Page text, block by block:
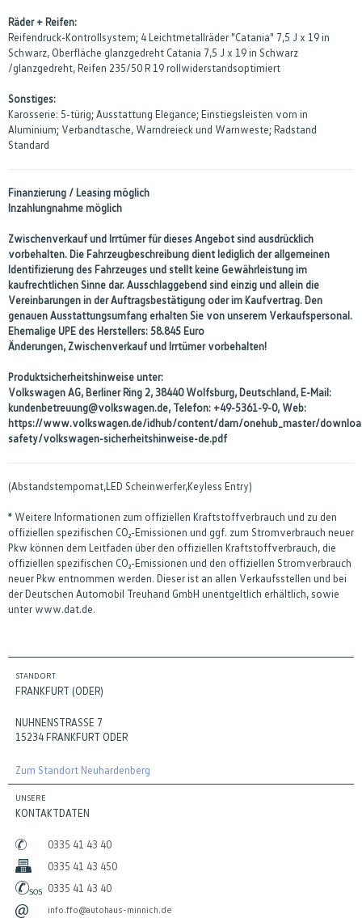
Räder + Reifen:
Reifendruck-Kontrollsystem; 4 Leichtmetallräder "Catania" 7,5 J x 19 in
Schwarz, Oberfläche glanzgedreht Catania 7,5 J x 19 in Schwarz
/glanzgedreht, Reifen 235/50 R 19 rollwiderstandsoptimiert
Sonstiges:
Karosserie: 5-türig; Ausstattung Elegance; Einstiegsleisten vorn in
Aluminium; Verbandtasche, Warndreieck und Warnweste; Radstand
Standard
Finanzierung / Leasing möglich
Inzahlungnahme möglich
Zwischenverkauf und Irrtümer für dieses Angebot sind ausdrücklich
vorbehalten. Die Fahrzeugbeschreibung dient lediglich der allgemeinen
Identifizierung des Fahrzeuges und stellt keine Gewährleistung im
kaufrechtlichen Sinne dar. Ausschlaggebend sind einzig und allein die
Vereinbarungen in der Auftragsbestätigung oder im Kaufvertrag. Den
genauen Ausstattungsumfang erhalten Sie von unserem Verkaufspersonal.
Ehemalige UPE des Herstellers: 58.845 Euro
Änderungen, Zwischenverkauf und Irrtümer vorbehalten!
Produktsicherheitshinweise unter:
Volkswagen AG, Berliner Ring 2, 38440 Wolfsburg, Deutschland, E-Mail:
kundenbetreuung@volkswagen.de, Telefon: +49-5361-9-0, Web:
https://www.volkswagen.de/idhub/content/dam/onehub_master/
safety/volkswagen-sicherheitshinweise-de.pdf
(Abstandstempomat,LED Scheinwerfer,Keyless Entry)
* Weitere Informationen zum offiziellen Kraftstoffverbrauch und zu den
offiziellen spezifischen CO₂-Emissionen und ggf. zum Stromverbrauch neuer
Pkw können dem Leitfaden über den offiziellen Kraftstoffverbrauch, die
offiziellen spezifischen CO₂-Emissionen und den offiziellen Stromverbrauch
neuer Pkw entnommen werden. Dieser ist an allen Verkaufsstellen und bei
der Deutschen Automobil Treuhand GmbH unentgeltlich erhältlich, sowie
unter www.dat.de.
STANDORT
FRANKFURT (ODER)
NUHNENSTRASSE 7
15234 FRANKFURT ODER
Zum Standort Neuhardenberg
UNSERE
KONTAKTDATEN
0335 41 43 40
0335 41 43 450
0335 41 43 40
info.ffo@autohaus-minnich.de